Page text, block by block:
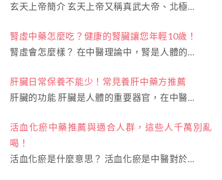
玄天上帝簡介 玄天上帝又稱真武大帝、北極…
腎虛中藥怎麼吃？健康的腎臟讓您年輕10歲！
腎虛會怎麼樣？ 在中醫理論中，腎是人體的…
肝臟日常保養不能少！常見養肝中藥方推薦
肝臟的功能 肝臟是人體的重要器官，在中醫…
活血化瘀中藥推薦與適合人群，這些人千萬別亂
喝！
活血化瘀是什麼意思？ 活血化瘀是中醫對於…